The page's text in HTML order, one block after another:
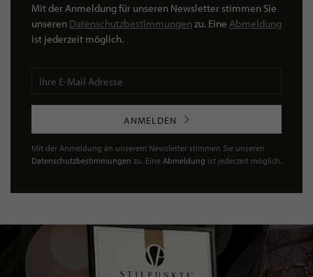
Mit der Anmeldung für unseren Newsletter stimmen Sie
unseren Datenschutzbestimmungen zu. Eine Abmeldung
ist jederzeit möglich.
ANMELDEN
Mit der Anmeldung an unserem Newsletter stimmen Sie unseren
Datenschutzbestimmungen zu. Eine Abmeldung ist jederzeit möglich.